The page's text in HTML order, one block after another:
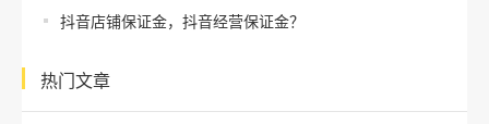
抖音店铺保证金，抖音经营保证金？
热门文章